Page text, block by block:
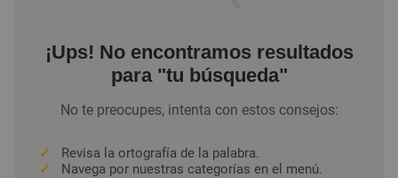
¡Ups! No encontramos resultados
para "tu búsqueda"
No te preocupes, intenta con estos consejos:
✓
Revisa la ortografía de la palabra.
✓
Navega por nuestras categorías en el menú.